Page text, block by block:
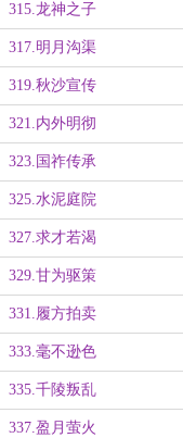
315.龙神之子
317.明月沟渠
319.秋沙宣传
321.内外明彻
323.国祚传承
325.水泥庭院
327.求才若渴
329.甘为驱策
331.履方拍卖
333.毫不逊色
335.千陵叛乱
337.盈月萤火